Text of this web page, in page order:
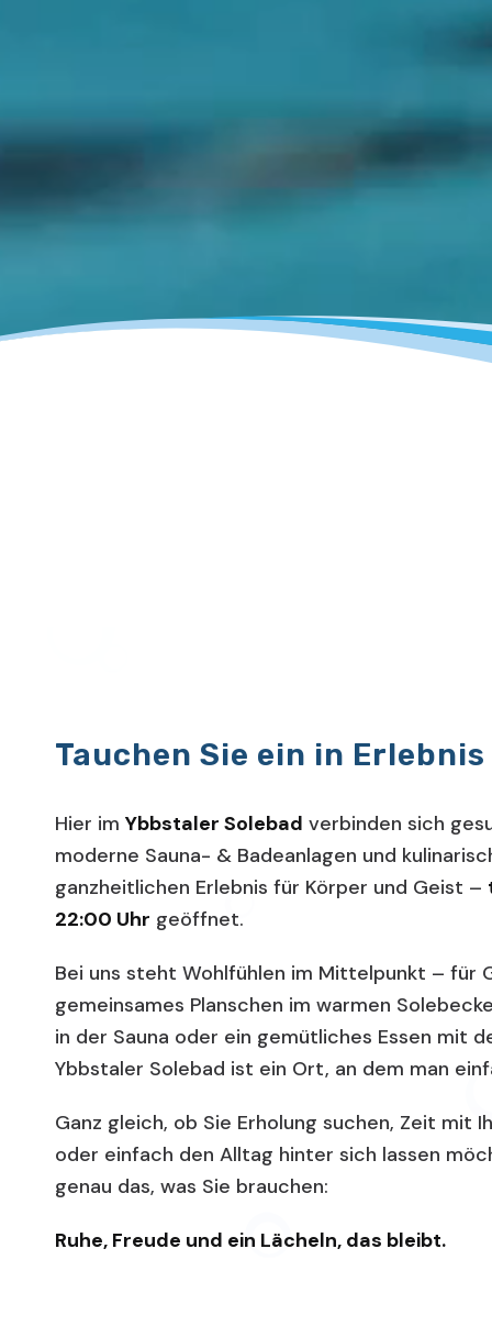
Tauchen Sie ein in Erlebnis
Hier im Ybbstaler Solebad verbinden sich
moderne Sauna- & Badeanlagen und
ganzheitlichen Erlebnis für Körper und Geist –
22:00 Uhr geöffnet.
Bei uns steht Wohlfühlen im Mittelpunkt – für
gemeinsames Planschen im warmen
in der Sauna oder ein gemütliches Essen mit
Ybbstaler Solebad ist ein Ort, an dem man
Ganz gleich, ob Sie Erholung suchen, Zeit mit
oder einfach den Alltag hinter sich lassen
genau das, was Sie brauchen:
Ruhe, Freude und ein Lächeln, das bleibt.